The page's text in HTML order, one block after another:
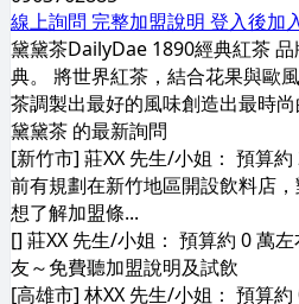
線上詢問 完整加盟說明 登入後加
黛黛茶DailyDae 1890經典紅茶
典。 將世界紅茶，結合花果與歐
茶調製出最好的風味創造出最時尚
黛黛茶 的最新詢問
[新竹市] 莊XX 先生/小姐： 預算
前有規劃在新竹地區開設飲料店
想了解加盟條...
[] 莊XX 先生/小姐： 預算約 0 萬
友～免費聽加盟說明及試飲
[高雄市] 林XX 先生/小姐： 預算